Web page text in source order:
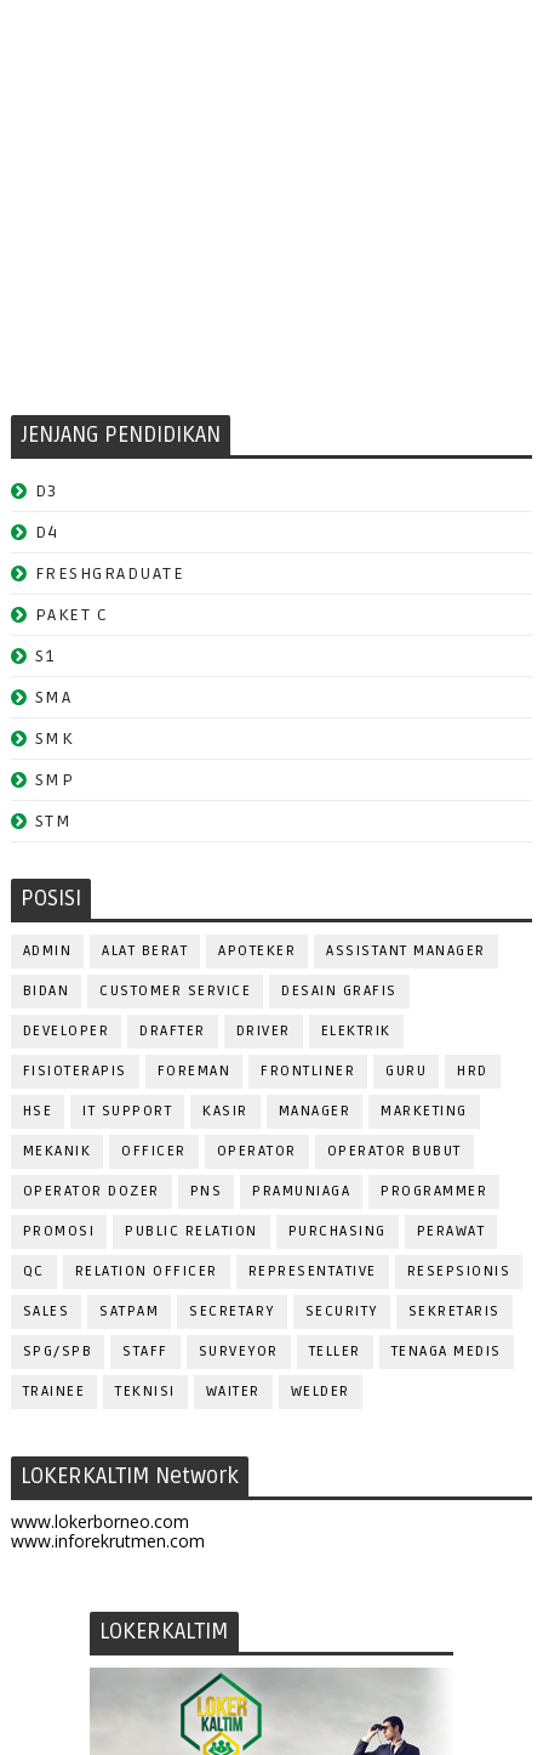
JENJANG PENDIDIKAN
D3
D4
FRESHGRADUATE
PAKET C
S1
SMA
SMK
SMP
STM
POSISI
ADMIN ALAT BERAT APOTEKER ASSISTANT MANAGER
BIDAN CUSTOMER SERVICE DESAIN GRAFIS
DEVELOPER DRAFTER DRIVER ELEKTRIK
FISIOTERAPIS FOREMAN FRONTLINER GURU HRD
HSE IT SUPPORT KASIR MANAGER MARKETING
MEKANIK OFFICER OPERATOR OPERATOR BUBUT
OPERATOR DOZER PNS PRAMUNIAGA PROGRAMMER
PROMOSI PUBLIC RELATION PURCHASING PERAWAT
QC RELATION OFFICER REPRESENTATIVE RESEPSIONIS
SALES SATPAM SECRETARY SECURITY SEKRETARIS
SPG/SPB STAFF SURVEYOR TELLER TENAGA MEDIS
TRAINEE TEKNISI WAITER WELDER
LOKERKALTIM Network
www.lokerborneo.com
www.inforekrutmen.com
LOKERKALTIM